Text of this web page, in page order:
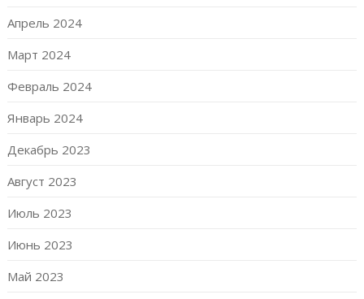
Апрель 2024
Март 2024
Февраль 2024
Январь 2024
Декабрь 2023
Август 2023
Июль 2023
Июнь 2023
Май 2023